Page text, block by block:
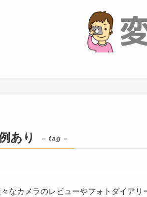
あり – tag –
なカメラのレビューやフォトダイアリ